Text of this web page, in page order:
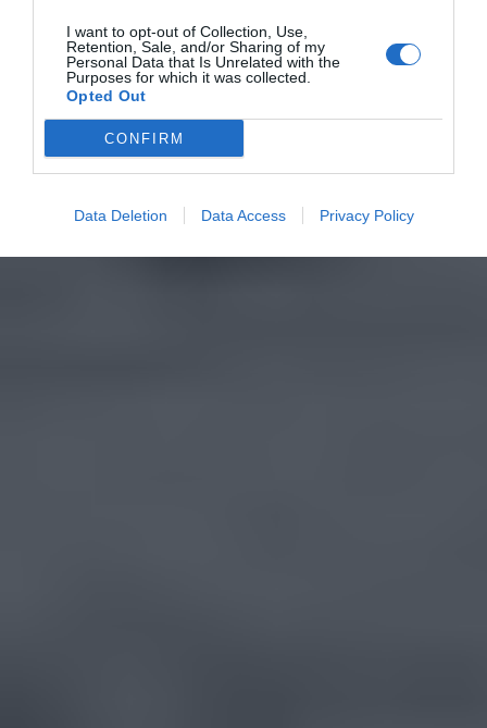
I want to opt-out of Collection, Use,
Retention, Sale, and/or Sharing of my
Personal Data that Is Unrelated with the
Purposes for which it was collected.
Opted Out
CONFIRM
Data Deletion Data Access Privacy Policy